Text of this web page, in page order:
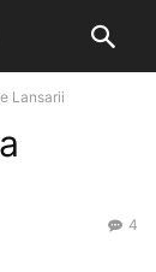
Lansarii
4